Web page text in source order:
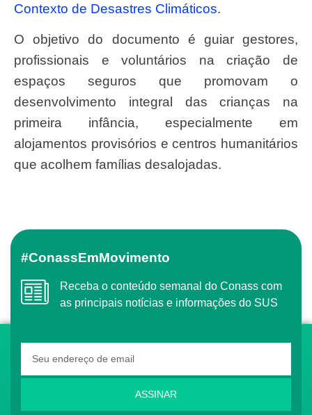
Contexto de Desastres Climáticos.
O objetivo do documento é guiar gestores,
profissionais e voluntários na criação de
espaços seguros que promovam o
desenvolvimento integral das crianças na
primeira infância, especialmente em
alojamentos provisórios e centros humanitários
que acolhem famílias desalojadas.
#ConassEmMovimento
Receba o conteúdo semanal do Conass com
as principais notícias e informações do SUS
ASSINAR